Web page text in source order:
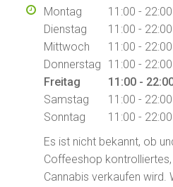
Montag
11:00 - 22:00
Dienstag
11:00 - 22:00
Mittwoch
11:00 - 22:00
Donnerstag
11:00 - 22:00
Freitag
11:00 -
Samstag
11:00 - 22:00
Sonntag
11:00 - 22:00
Es ist nicht bekannt, ob
Coffeeshop
Cannabis verkaufen